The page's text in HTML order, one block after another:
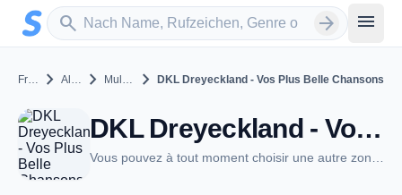
Zum Hauptinhalt springen
search
Sender suchen arrow_forward menu
France chevron_right Alsace chevron_right Mulhouse chevron_rightDKL Dreyeckland - Vos Plus Belle Chansons
DKL Dreyeckland - Vos Plus Belle Chansons - Mulhouse